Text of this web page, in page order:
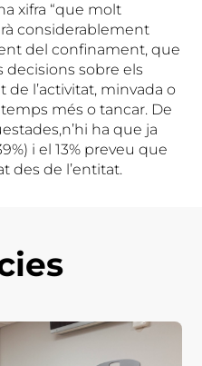
xifra “que molt
considerablement
del confinament, que
decisions sobre els
l’activitat, minvada o
més o tancar. De
ha que ja
i el 13% preveu que
des de l’entitat.